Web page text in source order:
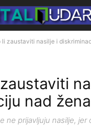
li zaustaviti nasilje i
nad
ne prijavljuju nasilje, jer